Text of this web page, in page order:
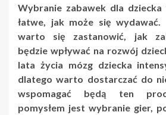
Wybranie zabawek dla
łatwe, jak może się
warto się zastanowić, jak
będzie wpływać na rozwój
lata życia mózg dziecka
dlatego warto dostarczać do
wspomagać będą ten
pomysłem jest wybranie gier,